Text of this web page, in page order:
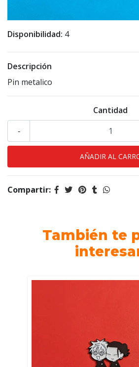
Disponibilidad: 4
Descripción
Pin metalico
Cantidad
-
Compartir:
También te